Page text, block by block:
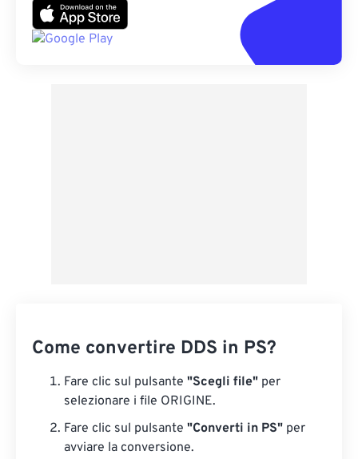
Come convertire DDS in PS?
Fare clic sul pulsante "Scegli file" per
selezionare i file ORIGINE.
Fare clic sul pulsante "Converti in PS" per
avviare la conversione.